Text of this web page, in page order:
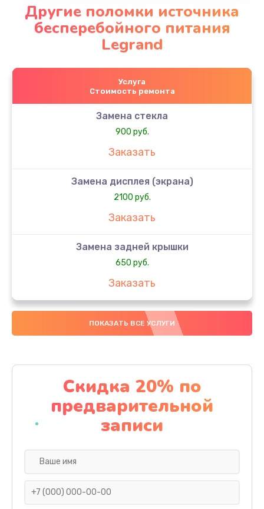
Другие поломки источника
бесперебойного питания
Legrand
Услуга
Стоимость ремонта
Замена стекла
900 руб.
Заказать
Замена дисплея (экрана)
2100 руб.
Заказать
Замена задней крышки
650 руб.
Заказать
Замена аккумулятора
4000 руб.
Замена материнской платы
1100 руб.
Заказать
ПОКАЗАТЬ ВСЕ УСЛУГИ
Скидка 20% по
предварительной
записи